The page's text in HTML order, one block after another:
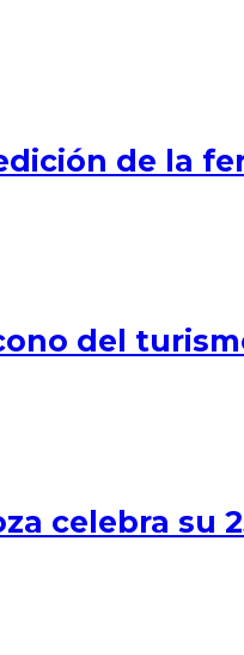
de la
del
celebra su